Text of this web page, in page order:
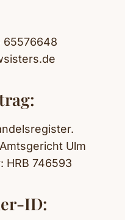
65576648
Ulm
HRB 746593
ID: